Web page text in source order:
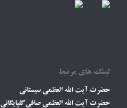
لینک های مرتبط
حضرت آیت الله العظمی سیستانی
حضرت آیت الله العظمی صافی گلپایگانی